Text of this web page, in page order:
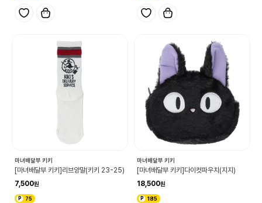
마녀배달부 키키
[마녀배달부 키키]리브양말(키키 23-25)
7,500
75
마녀배달부 키키
[마녀배달부 키키]다이컷파우치(지지)
18,500
185